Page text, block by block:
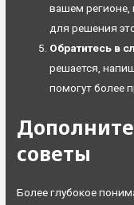
вашем регионе,
для решения
Обратитесь в
решается,
помогут более
советы
Более глубокое